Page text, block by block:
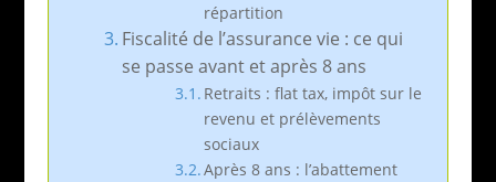
répartition
Fiscalité de l’assurance vie : ce qui
se passe avant et après 8 ans
Retraits : flat tax, impôt sur le
revenu et prélèvements
sociaux
Après 8 ans : l’abattement